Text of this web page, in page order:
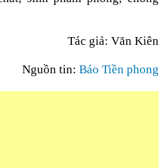
Tác giả: Văn Kiên
Nguồn tin: Báo Tiền phong